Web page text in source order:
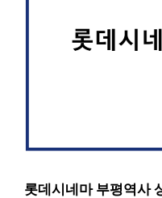
롯데시네마 부평역사